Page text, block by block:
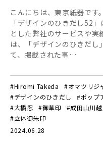
こんにちは、東京紙器で
「デザインのひきだし52
とした弊社のサービスや
は、「デザインのひきだし
て、掲載された事…
#Hiromi Takeda #オマツリジ
#デザインのひきだし
#ポップ
#大橋忍
#御華印 #成田山川
#立体御朱印
2024.06.28